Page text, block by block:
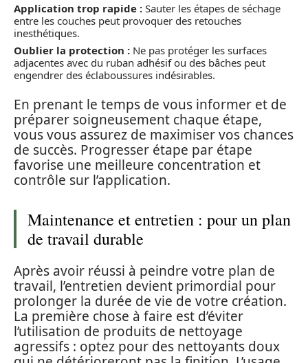
Application trop rapide : Sauter les étapes de séchage
entre les couches peut provoquer des retouches
inesthétiques.
Oublier la protection : Ne pas protéger les surfaces
adjacentes avec du ruban adhésif ou des bâches peut
engendrer des éclaboussures indésirables.
En prenant le temps de vous informer et de
préparer soigneusement chaque étape,
vous vous assurez de maximiser vos chances
de succès. Progresser étape par étape
favorise une meilleure concentration et
contrôle sur l’application.
Maintenance et entretien : pour un plan
de travail durable
Après avoir réussi à peindre votre plan de
travail, l’entretien devient primordial pour
prolonger la durée de vie de votre création.
La première chose à faire est d’éviter
l’utilisation de produits de nettoyage
agressifs : optez pour des nettoyants doux